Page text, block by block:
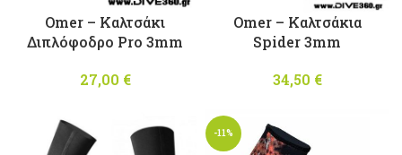
Omer – Καλτσάκι
Διπλόφοδρο Pro 3mm
27,00 €
Omer – Καλτσάκια
Spider 3mm
34,50 €
-11%